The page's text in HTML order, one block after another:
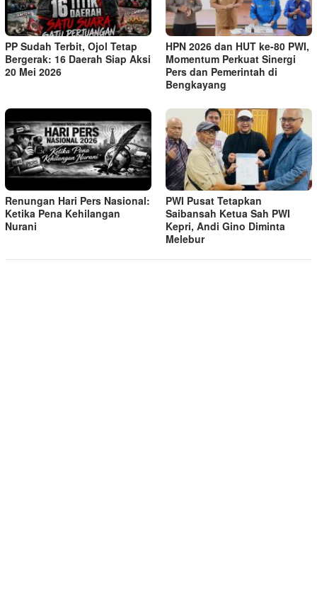
PP Sudah Terbit, Ojol Tetap
Bergerak: 16 Daerah Siap Aksi
20 Mei 2026
HPN 2026 dan HUT ke-80 PWI,
Momentum Perkuat Sinergi
Pers dan Pemerintah di
Bengkayang
Renungan Hari Pers Nasional:
Ketika Pena Kehilangan
Nurani
PWI Pusat Tetapkan
Saibansah Ketua Sah PWI
Kepri, Andi Gino Diminta
Melebur